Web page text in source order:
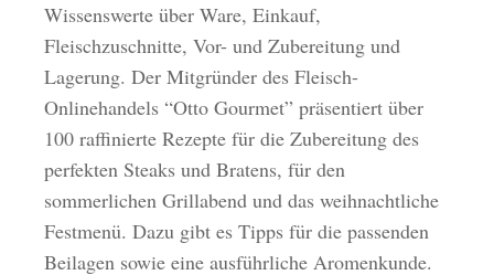
Wissenswerte über Ware, Einkauf,
Fleischzuschnitte, Vor- und Zubereitung und
Lagerung. Der Mitgründer des Fleisch-
Onlinehandels “Otto Gourmet” präsentiert über
100 raffinierte Rezepte für die Zubereitung des
perfekten Steaks und Bratens, für den
sommerlichen Grillabend und das weihnachtliche
Festmenü. Dazu gibt es Tipps für die passenden
Beilagen sowie eine ausführliche Aromenkunde.